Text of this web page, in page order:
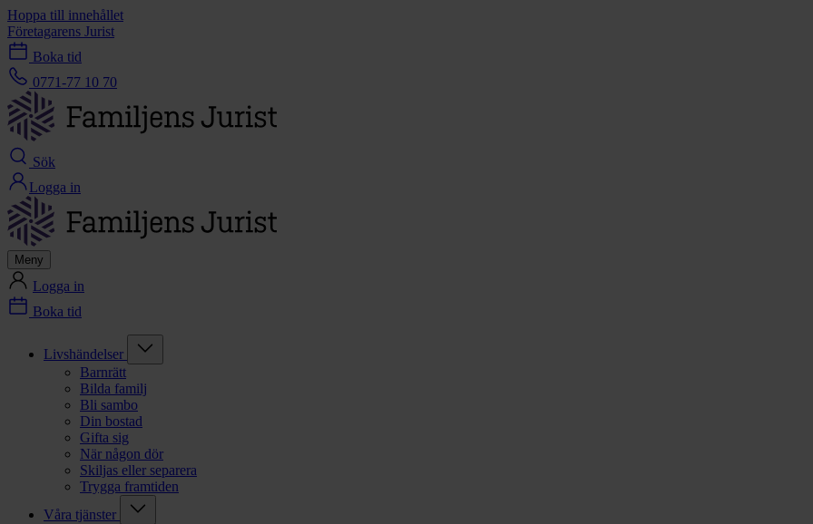
Hoppa till innehållet
Företagarens Jurist
Boka tid
0771-77 10 70
Sök
Logga in
Meny
Logga in
Boka tid
Livshändelser
Barnrätt
Bilda familj
Bli sambo
Din bostad
Gifta sig
När någon dör
Skiljas eller separera
Trygga framtiden
Våra tjänster